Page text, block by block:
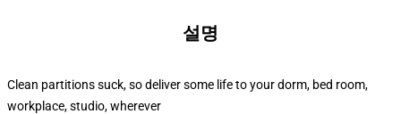
설명
Clean partitions suck, so deliver some life to your dorm, bed room,
workplace, studio, wherever